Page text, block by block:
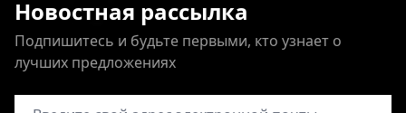
Новостная рассылка
Подпишитесь и будьте первыми, кто узнает о
лучших предложениях
Адрес электронной почты